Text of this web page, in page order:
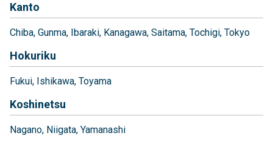
Kanto
Chiba Gunma Ibaraki Kanagawa Saitama Tochigi Tokyo
Hokuriku
Fukui Ishikawa Toyama
Koshinetsu
Nagano Niigata Yamanashi